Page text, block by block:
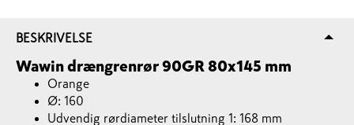
BESKRIVELSE
Wawin drængrenrør 90GR 80x145 mm
Orange
Ø: 160
Udvendig rørdiameter tilslutning 1: 168 mm